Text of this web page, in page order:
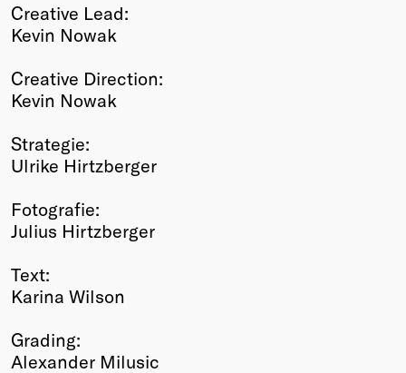
Creative Lead:
Kevin Nowak
Creative Direction:
Kevin Nowak
Strategie:
Ulrike Hirtzberger
Fotografie:
Julius Hirtzberger
Text:
Karina Wilson
Grading:
Alexander Milusic